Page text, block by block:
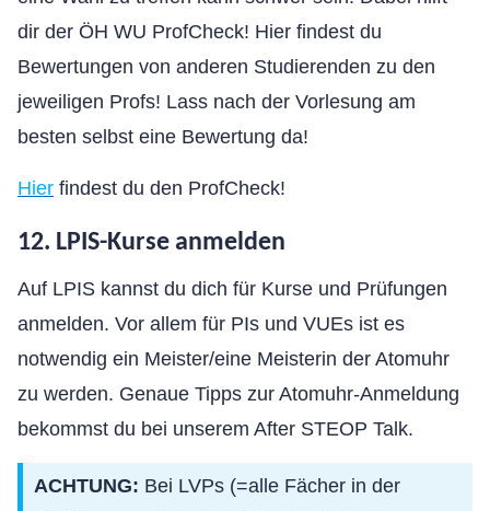
dir der ÖH WU ProfCheck! Hier findest du
Bewertungen von anderen Studierenden zu den
jeweiligen Profs! Lass nach der Vorlesung am
besten selbst eine Bewertung da!
Hier findest du den ProfCheck!
12. LPIS-Kurse anmelden
Auf LPIS kannst du dich für Kurse und Prüfungen
anmelden. Vor allem für PIs und VUEs ist es
notwendig ein Meister/eine Meisterin der Atomuhr
zu werden. Genaue Tipps zur Atomuhr-Anmeldung
bekommst du bei unserem After STEOP Talk.
ACHTUNG: Bei LVPs (=alle Fächer in der